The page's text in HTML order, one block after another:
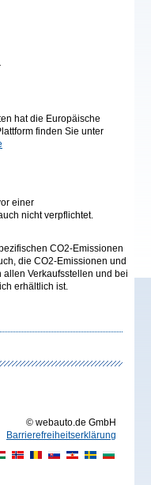
hat die Europäische
finden Sie unter
einer
nicht verpflichtet.
CO2-Emissionen
die CO2-Emissionen und
Verkaufsstellen und bei
erhältlich ist.
© webauto.de GmbH
Barrierefreiheitserklärung